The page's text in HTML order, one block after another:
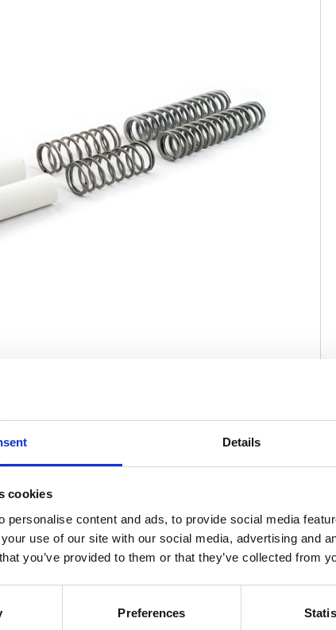
Details
cookies
personalise content and ads, to provide social media
use of our site with our social media, advertising and
you’ve provided to them or that they’ve collected from
Preferences
30 minutes. No need to disassemble the forks; pulling
oil. The installation can be done without special tools.
springs and the new secondary compensator
in installation and; in contradiction to popular belief;